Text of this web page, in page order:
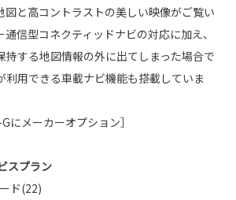
図と高コントラストの美しい映像がご覧い
信型コネクティッドナビの対応に加え、
持する地図情報の外に出てしまった場合で
利用できる車載ナビ機能も搭載していま
にメーカーオプション］
スプラン
ド(22)